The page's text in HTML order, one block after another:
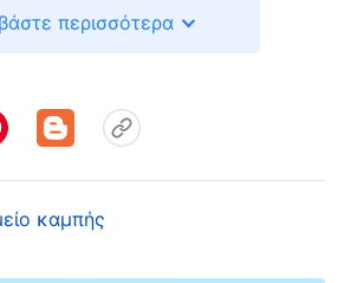
να βάλω κάποιους φίλους
να αρχίσει μια νέα ζωή σε
Βλέποντας πόσο πονεμένος
τη φαινομενικά
του, η καρδιά μου λύγισε.
περισσότερα
καμπής